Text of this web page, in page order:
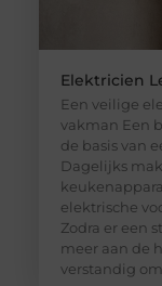
Elektricien
Een veilige
vakman Een
de basis van
Dagelijks
elektrische
Zodra er een
meer aan de
verstandig